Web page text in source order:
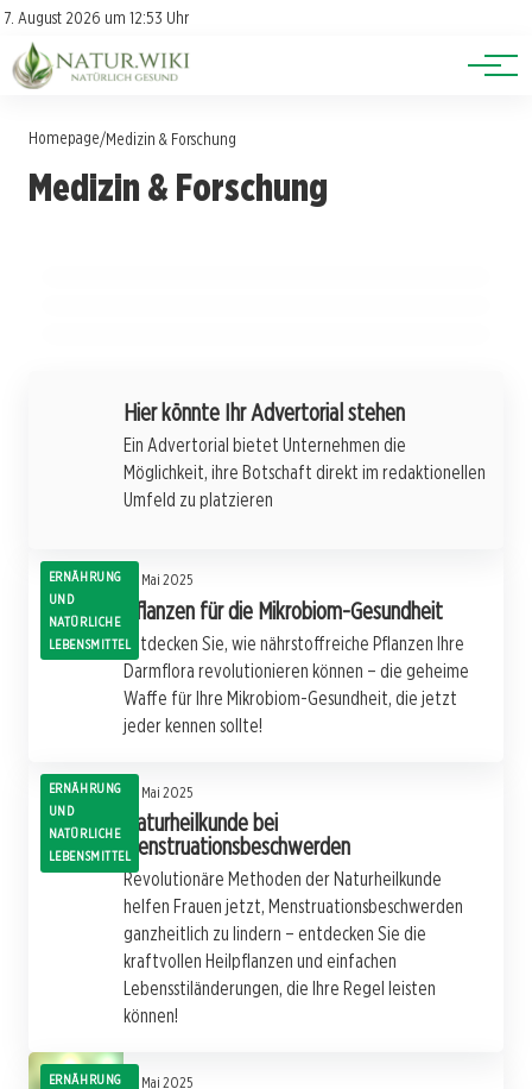
7. August 2026 um 12:53 Uhr
Account
Newsletter
Lexikon
Themen
Homepage/Medizin & Forschung
Medizin & Forschung
15. Juni 2025
Homöopathische Mittel gegen
15. Juni 2025
Heilkräuter bei Erkältungen: Echinacea
17. Mai 2025
Hier könnte Ihr Advertorial stehen
Ein Advertorial bietet Unternehmen die
Möglichkeit, ihre Botschaft direkt im redaktionellen
Umfeld zu platzieren
ERNÄHRUNG
UND
NATÜRLICHE
LEBENSMITTEL
16. Mai 2025
Pflanzen für die Mikrobiom-Gesundheit
Entdecken Sie, wie nährstoffreiche Pflanzen Ihre
Darmflora revolutionieren können – die geheime
Waffe für Ihre Mikrobiom-Gesundheit, die jetzt
jeder kennen sollte!
ERNÄHRUNG
UND
NATÜRLICHE
LEBENSMITTEL
16. Mai 2025
Naturheilkunde bei
Menstruationsbeschwerden
Revolutionäre Methoden der Naturheilkunde
helfen Frauen jetzt, Menstruationsbeschwerden
ganzheitlich zu lindern – entdecken Sie die
kraftvollen Heilpflanzen und einfachen
Lebensstiländerungen, die Ihre Regel leisten
können!
ERNÄHRUNG
16. Mai 2025